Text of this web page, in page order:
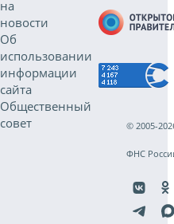
на
новости
Об
использовании
информации
сайта
Общественный
совет
© 2005-
ФНС